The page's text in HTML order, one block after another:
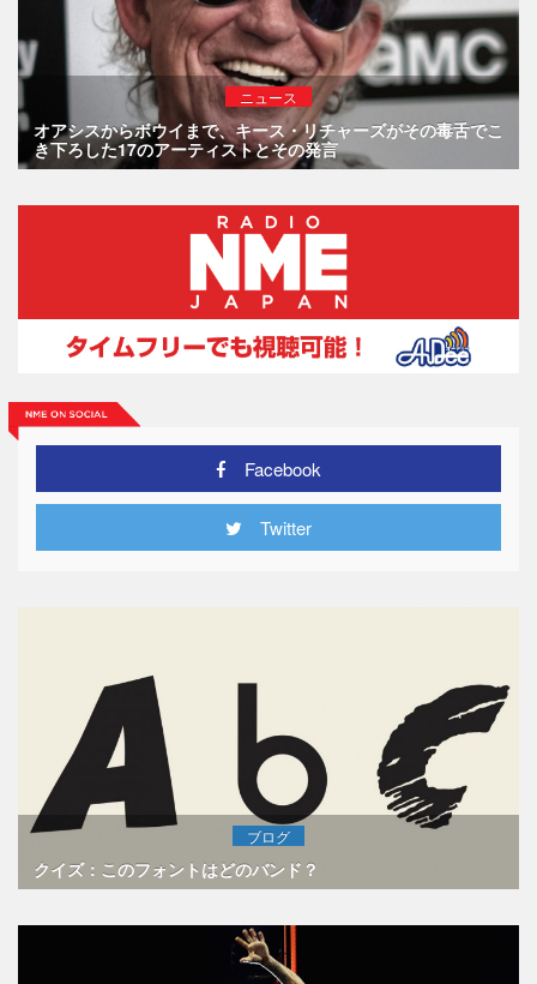
ニュース
オアシスからボウイまで、キース・リチャーズがその毒舌でこ
き下ろした17のアーティストとその発言
Facebook
Twitter
ブログ
クイズ：このフォントはどのバンド？